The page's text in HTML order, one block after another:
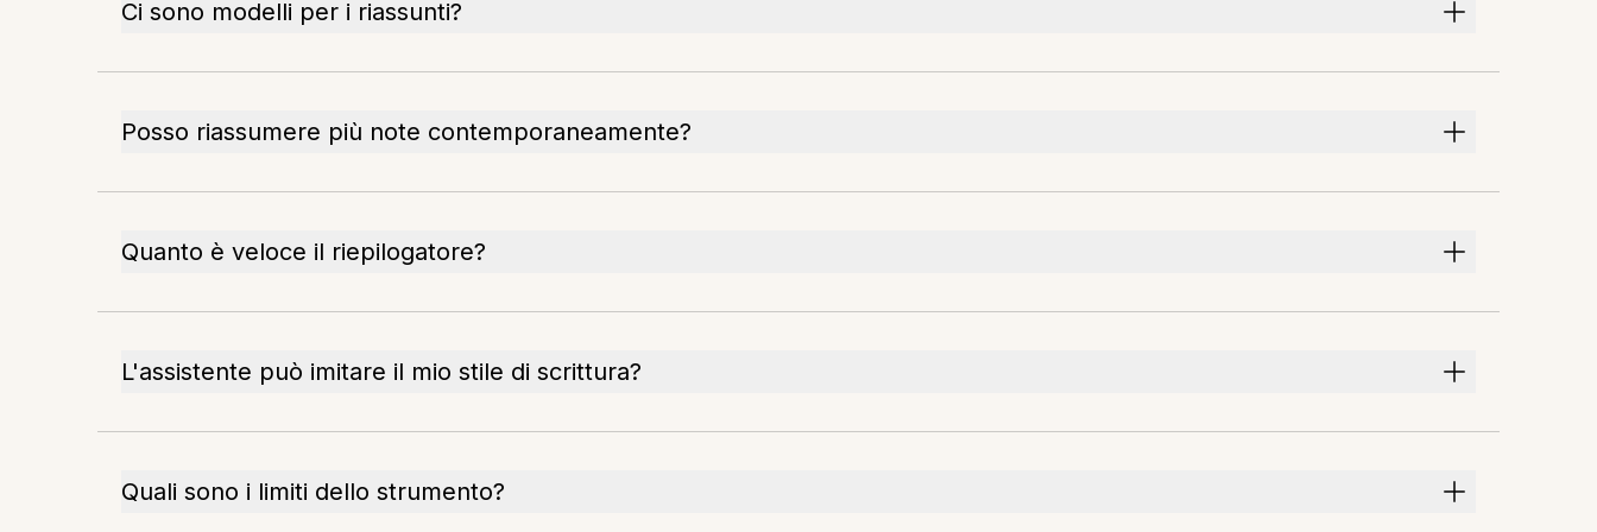
Ci sono modelli per i riassunti?
Posso riassumere più note contemporaneamente?
Quanto è veloce il riepilogatore?
L'assistente può imitare il mio stile di scrittura?
Quali sono i limiti dello strumento?